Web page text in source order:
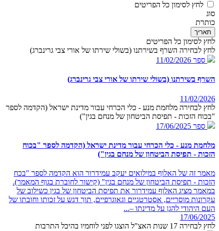
לחץ לסימון כל הפריטים
סוג
כותרת
תאריך
לחץ לסימון כל הפריטים
לחץ לבחירה השרף בשירתנו (בשולי שירתו של אורי צבי גרינברג)
ספר 11/02/2026
השרף בשירתנו (בשולי שירתו של אורי צבי גרינברג)
11/02/2026
לחץ לבחירה מלחמת מנע - כלי הכרחי עבור מדינת ישראל (הקדמה לספר
"בכוח הזכות - תפיסת הביטחון של מנחם בגין")
ספר 17/06/2025
מלחמת מנע - כלי הכרחי עבור מדינת ישראל (הקדמה לספר "בכוח
הזכות - תפיסת הביטחון של מנחם בגין")
מאמר זה של האלוף במילואים יעקב עמידרור הוא הקדמה לספר "בכח
הזכות - תפיסת הביטחון של מנחם בגין" (קישור לחוברת בגוף המאמר).
במאמר מציג האלוף עמידרור את תפיסת הביטחון של בגין כשילוב של
עקרונות מוסריים, אסטרטגיים וגאוגרפיים, תוך דגש על זכותו וחובתו של
העם היהודי להגן על מדינתו –...
17/06/2025
לחץ לבחירה 17 שנות האצ"ל הוצגו לפני לוחמיו בהיכל התרבות